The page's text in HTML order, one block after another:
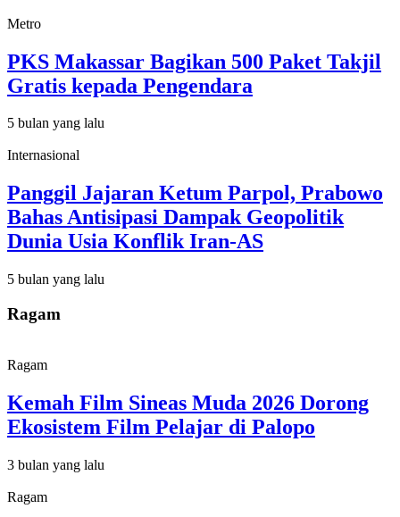
Metro
PKS Makassar Bagikan 500 Paket Takjil
Gratis kepada Pengendara
5 bulan yang lalu
Internasional
Panggil Jajaran Ketum Parpol, Prabowo
Bahas Antisipasi Dampak Geopolitik
Dunia Usia Konflik Iran-AS
5 bulan yang lalu
Ragam
Ragam
Kemah Film Sineas Muda 2026 Dorong
Ekosistem Film Pelajar di Palopo
3 bulan yang lalu
Ragam